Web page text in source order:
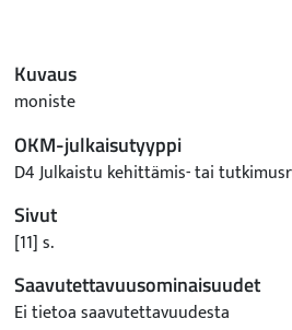
Kuvaus
moniste
OKM-julkaisutyyppi
D4 Julkaistu kehittämis- tai
Sivut
[11] s.
Saavutettavuusominaisuudet
Ei tietoa saavutettavuudesta